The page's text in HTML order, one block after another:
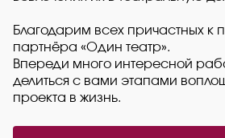
Благодарим всех причастных к
партнёра «Один театр».
Впереди много интересной
делиться с вами этапами
проекта в жизнь.